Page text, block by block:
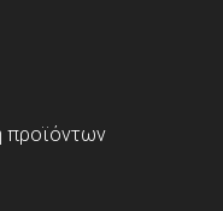
προϊόντων